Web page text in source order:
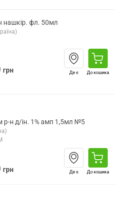
нашкір. фл. 50мл
грн Де є До кошика
р-н д/ін. 1% амп 1,5мл №5
грн Де є До кошика